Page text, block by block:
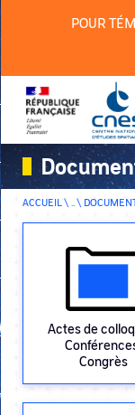
POUR
ACCUEIL \ .. \
Actes de
Congrès